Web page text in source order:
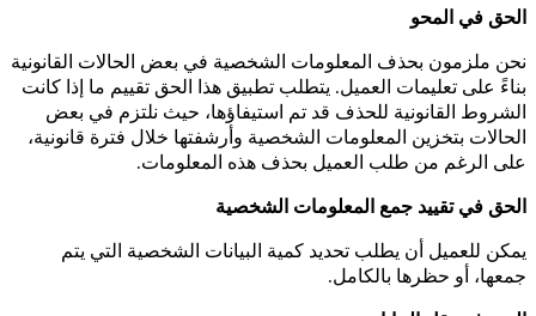
الحق في المحو
نحن ملزمون بحذف المعلومات الشخصية في بعض الحالات القانونية
بناءً على تعليمات العميل. يتطلب تطبيق هذا الحق تقييم ما إذا كانت
الشروط القانونية للحذف قد تم استيفاؤها، حيث نلتزم في بعض
الحالات بتخزين المعلومات الشخصية وأرشفتها خلال فترة قانونية،
على الرغم من طلب العميل بحذف هذه المعلومات.
الحق في تقييد جمع المعلومات الشخصية
يمكن للعميل أن يطلب تحديد كمية البيانات الشخصية التي يتم
جمعها، أو حظرها بالكامل.